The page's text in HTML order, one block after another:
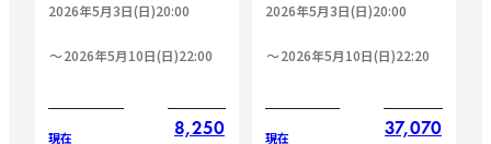
2026年5月3日(日)20:00
2026年5月10日(日)22:00
現在 8,250
2026年5月3日(日)20:00
2026年5月10日(日)22:20
現在 37,070